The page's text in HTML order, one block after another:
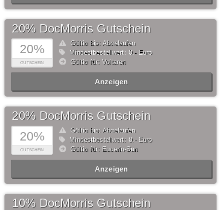
20%
GUTSCHEIN
20% DocMorris Gutschein
Gültig bis: Abgelaufen
Mindestbestellwert: 0,- Euro
Gültig für: Voltaren
Anzeigen
20%
GUTSCHEIN
20% DocMorris Gutschein
Gültig bis: Abgelaufen
Mindestbestellwert: 0,- Euro
Gültig für: Eucerin-Sun
Anzeigen
10% DocMorris Gutschein